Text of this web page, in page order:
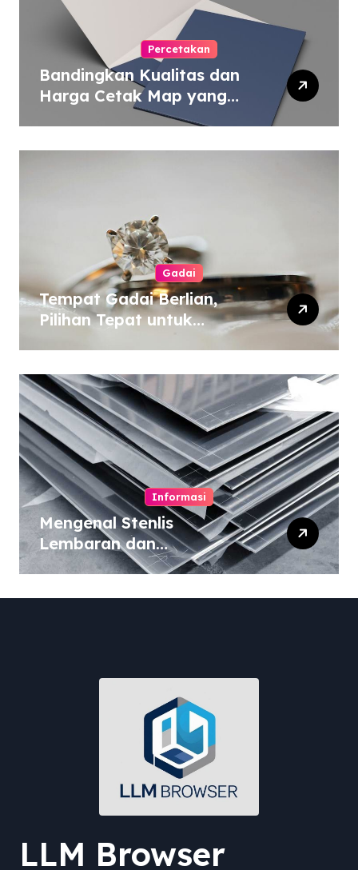
Percetakan
Bandingkan Kualitas dan
Harga Cetak Map yang
Murah atau Mahal
Gadai
Tempat Gadai Berlian,
Pilihan Tepat untuk
Informasi
Mengenal Stenlis
Lembaran dan
Komposisinya
LLM Browser